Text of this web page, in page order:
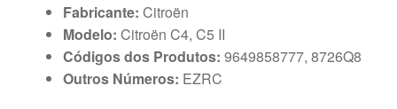
Fabricante: Citroën
Modelo: Citroën C4, C5 II
Códigos dos Produtos: 9649858777, 8726Q8
Outros Números: EZRC